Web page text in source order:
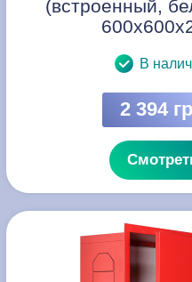
(встроенный,
В
2 394